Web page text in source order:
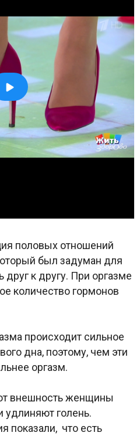
половых отношений
был задуман для
друг к другу. При оргазме
количество гормонов
происходит сильное
дна, поэтому, чем эти
оргазм.
внешность женщины
удлиняют голень.
показали, что есть